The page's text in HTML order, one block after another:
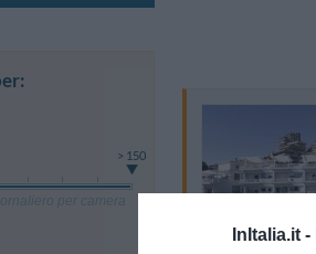
InItalia.it -
> 150
per camera